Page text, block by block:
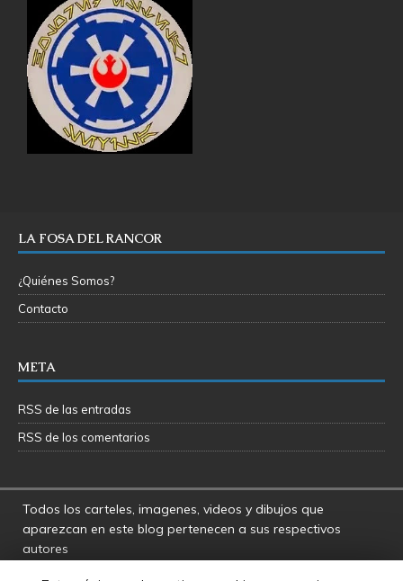
LA FOSA DEL RANCOR
¿Quiénes Somos?
Contacto
META
RSS de las entradas
RSS de los comentarios
Todos los carteles, imagenes, videos y dibujos que
aparezcan en este blog pertenecen a sus respectivos
autores